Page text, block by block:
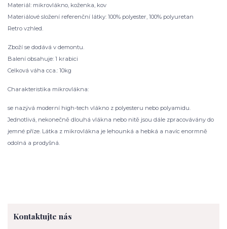
Materiál: mikrovlákno, koženka, kov
Materiálové složení referenční látky: 100% polyester, 100% polyuretan
Retro vzhled.
Zboží se dodává v demontu.
Balení obsahuje: 1 krabici
Celková váha cca.: 10kg
Charakteristika mikrovlákna:
se nazývá moderní high-tech vlákno z polyesteru nebo polyamidu.
Jednotlivá, nekonečně dlouhá vlákna nebo nitě jsou dále zpracovávány do
jemné příze. Látka z mikrovlákna je lehounká a hebká a navíc enormně
odolná a prodyšná.
Kontaktujte nás